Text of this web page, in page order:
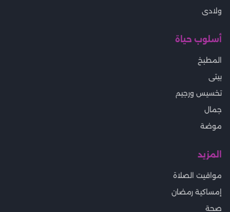
ولادى
أسلوب حياة
المطبخ
بيتى
تخسيس ورجيم
جمال
موضة
المزيد
مواقيت الصلاة
إمساكية رمضان
صحة